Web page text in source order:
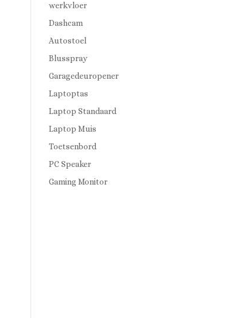
werkvloer
Dashcam
Autostoel
Blusspray
Garagedeuropener
Laptoptas
Laptop Standaard
Laptop Muis
Toetsenbord
PC Speaker
Gaming Monitor